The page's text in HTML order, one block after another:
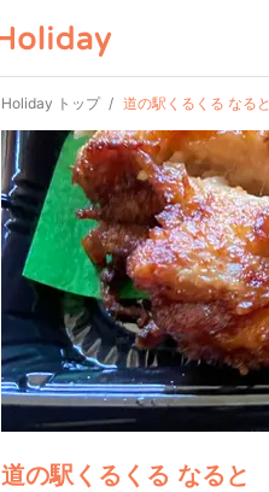
Holiday トップ 道の駅くるくる なると
道の駅くるくる なると